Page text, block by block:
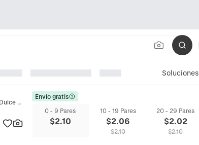
Soluciones
Pendientes De Gota De Perlas de Agua Dulce De Agua Dulce Acero Inoxidable Chapado En Oro De 18K Con Circón Joyas Elegantes Para Mujer
Envío gratis
0 - 9 Pares
$2.10
10 - 19 Pares
$2.06
$2.10
20 - 29 Pares
$2.02
$2.10